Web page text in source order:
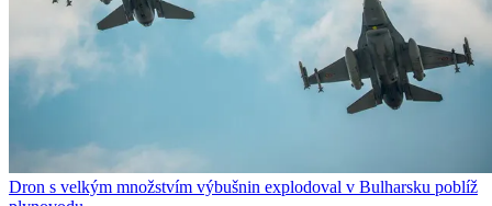
Dron s velkým množstvím výbušnin explodoval v Bulharsku poblíž